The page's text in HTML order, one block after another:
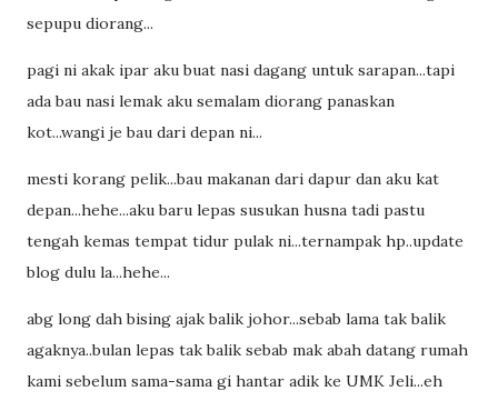
sepupu diorang...
pagi ni akak ipar aku buat nasi dagang untuk sarapan...tapi
ada bau nasi lemak aku semalam diorang panaskan
kot...wangi je bau dari depan ni...
mesti korang pelik...bau makanan dari dapur dan aku kat
depan...hehe...aku baru lepas susukan husna tadi pastu
tengah kemas tempat tidur pulak ni...ternampak hp..update
blog dulu la...hehe...
abg long dah bising ajak balik johor...sebab lama tak balik
agaknya..bulan lepas tak balik sebab mak abah datang rumah
kami sebelum sama-sama gi hantar adik ke UMK Jeli...eh